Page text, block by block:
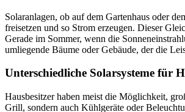
Solaranlagen, ob auf dem Gartenhaus oder
freisetzen und so Strom erzeugen. Dieser
Gerade im Sommer, wenn die
umliegende Bäume oder Gebäude, der die
Unterschiedliche Solarsysteme für
Hausbesitzer haben meist die Möglichkeit,
Grill, sondern auch Kühlgeräte oder